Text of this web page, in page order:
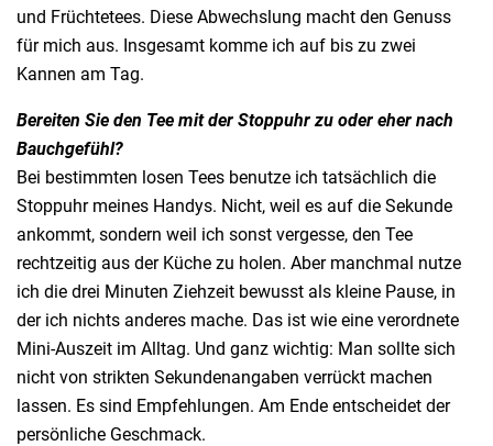
und Früchtetees. Diese Abwechslung macht den Genuss
für mich aus. Insgesamt komme ich auf bis zu zwei
Kannen am Tag.
Bereiten Sie den Tee mit der Stoppuhr zu oder eher nach
Bauchgefühl?
Bei bestimmten losen Tees benutze ich tatsächlich die
Stoppuhr meines Handys. Nicht, weil es auf die Sekunde
ankommt, sondern weil ich sonst vergesse, den Tee
rechtzeitig aus der Küche zu holen. Aber manchmal nutze
ich die drei Minuten Ziehzeit bewusst als kleine Pause, in
der ich nichts anderes mache. Das ist wie eine verordnete
Mini-Auszeit im Alltag. Und ganz wichtig: Man sollte sich
nicht von strikten Sekundenangaben verrückt machen
lassen. Es sind Empfehlungen. Am Ende entscheidet der
persönliche Geschmack.